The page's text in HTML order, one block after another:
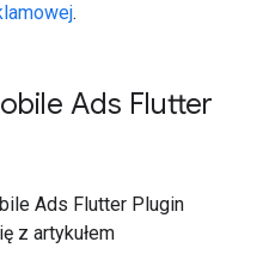
.
Ads Flutter
Ads Flutter Plugin
z artykułem